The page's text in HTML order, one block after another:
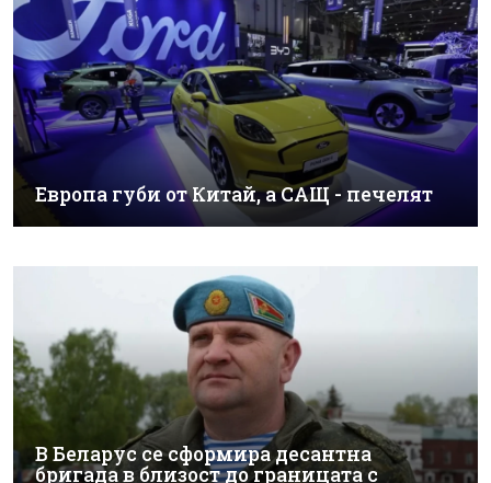
Европа губи от Китай, а САЩ - печелят
В Беларус се сформира десантна
бригада в близост до границата с